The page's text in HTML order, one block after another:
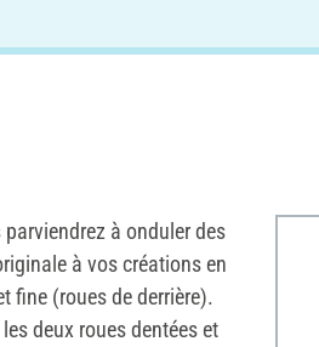
à onduler des
à vos créations en
fine (roues de derrière).
deux roues dentées et